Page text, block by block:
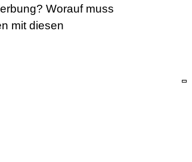
Worauf muss
mit diesen